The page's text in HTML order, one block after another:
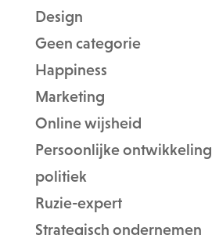
Design
Geen categorie
Happiness
Marketing
Online wijsheid
Persoonlijke ontwikkeling
politiek
Ruzie-expert
Strategisch ondernemen